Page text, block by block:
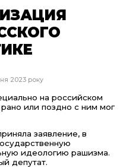
2023 року
на российском
или поздно с ним мог
заявление, в
идеологию рашизма.
депутат.